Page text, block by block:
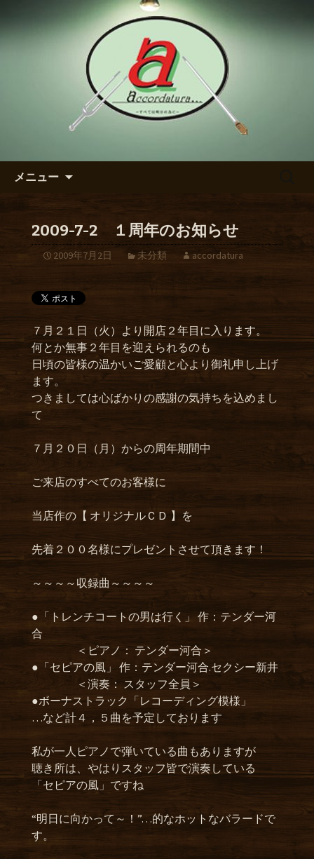
東区の泉のダイニングバー
【アッコルダトゥーラ】のブ
【アッコルダトゥーラ】のブログ
メニュー
2009-7-2 １周年のお知らせ
2009年7月2日 未分類 accordatura
７月２１日（火）より開店２年目に入ります。
何とか無事２年目を迎えられるのも
日頃の皆様の温かいご愛顧と心より御礼申し上げ
ます。
つきましては心ばかりの感謝の気持ちを込めまし
て
７月２０日（月）からの周年期間中
ご来店のすべてのお客様に
当店作の【 オリジナルＣＤ 】を
先着２００名様にプレゼントさせて頂きます！
～～～～収録曲～～～～
●「トレンチコートの男は行く」 作：テンダー河
合
＜ピアノ： テンダー河合＞
●「セピアの風」 作：テンダー河合.セクシー新井
＜演奏： スタッフ全員＞
●ボーナストラック「レコーディング模様」
…など計４，５曲を予定しております
私が一人ピアノで弾いている曲もありますが
聴き所は、やはりスタッフ皆で演奏している
「セピアの風」ですね
“明日に向かって～！”…的なホットなバラードで
す。